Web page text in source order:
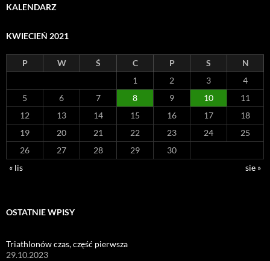
KALENDARZ
KWIECIEŃ 2021
P W Ś C P S
N
1
2 3
4
5
6 7 8 9 10
11
12
13 14 15 16 17
18
19
20 21 22 23 24
25
26
27 28 29
30
« lis
sie »
OSTATNIE WPISY
Triathlonów czas, część pierwsza
29.10.2023